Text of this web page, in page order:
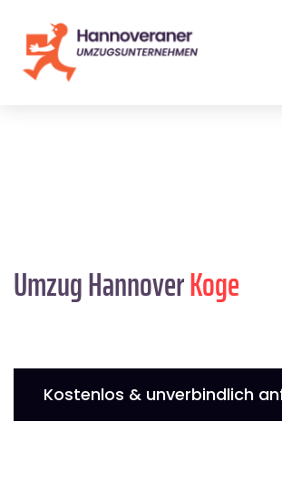
Umzug HannoverKoge
Kostenlos & unverbindlich